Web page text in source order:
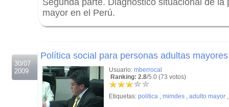
Segunda parte. Diagnóstico situacional de la
mayor en el Perú.
30/07
2009
Política social para personas adultas mayores
Usuario: mberrocal
Ranking: 2.8/5.0 (73 votos)
Etiquetas: politica , mimdes , adulto mayor